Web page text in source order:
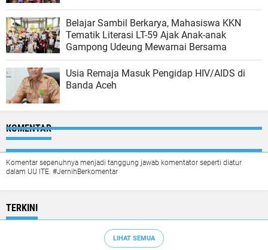
Belajar Sambil Berkarya, Mahasiswa KKN
Tematik Literasi LT-59 Ajak Anak-anak
Gampong Udeung Mewarnai Bersama
Usia Remaja Masuk Pengidap HIV/AIDS di
Banda Aceh
KOMENTAR
Komentar sepenuhnya menjadi tanggung jawab komentator seperti diatur
dalam UU ITE. #JernihBerkomentar
TERKINI
LIHAT SEMUA